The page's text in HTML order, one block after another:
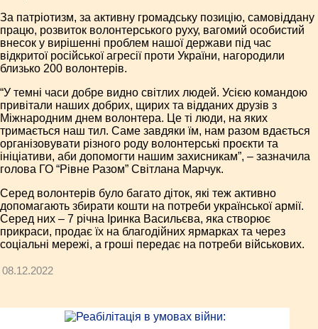
За патріотизм, за активну громадську позицію, самовіддану
працю, розвиток волонтерського руху, вагомий особистий
внесок у вирішенні проблем нашої держави під час
відкритої російської агресії проти України, нагородили
близько 200 волонтерів.
“У темні часи добре видно світлих людей. Усією командою
привітали наших добрих, щирих та відданих друзів з
Міжнародним днем волонтера. Це ті люди, на яких
тримається наш тил. Саме завдяки їм, нам разом вдається
організовувати різного роду волонтерські проєкти та
ініціативи, аби допомогти нашим захисникам”, – зазначила
голова ГО “Рівне Разом” Світлана Марчук.
Серед волонтерів було багато діток, які теж активно
допомагають збирати кошти на потреби української армії.
Серед них – 7 річна Іринка Васильєва, яка створює
прикраси, продає їх на благодійних ярмарках та через
соціальні мережі, а гроші передає на потреби військових.
08.12.2022